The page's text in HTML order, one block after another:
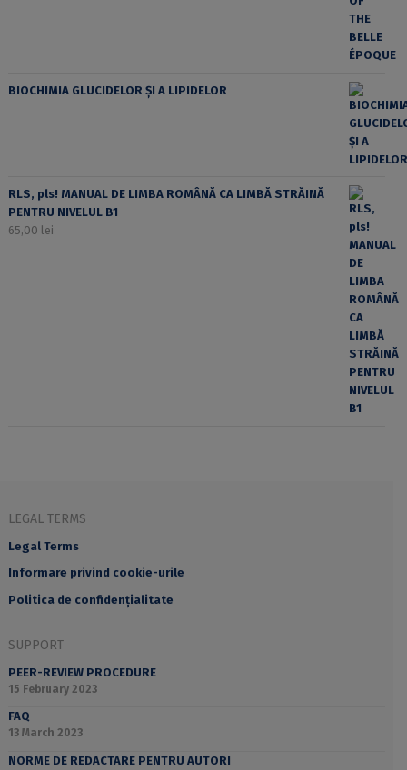
BIOCHIMIA GLUCIDELOR ȘI A LIPIDELOR
RLS, pls! MANUAL DE LIMBA ROMÂNĂ CA LIMBĂ STRĂINĂ
PENTRU NIVELUL B1
65,00 lei
LEGAL TERMS
Legal Terms
Informare privind cookie-urile
Politica de confidențialitate
SUPPORT
PEER-REVIEW PROCEDURE
15 February 2023
FAQ
13 March 2023
NORME DE REDACTARE PENTRU AUTORI